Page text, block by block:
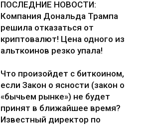
ПОСЛЕДНИЕ НОВОСТИ:
Компания Дональда Трампа
решила отказаться от
криптовалют! Цена одного из
альткоинов резко упала!
Что произойдет с биткоином,
если Закон о ясности (закон о
«бычьем рынке») не будет
принят в ближайшее время?
Известный директор по